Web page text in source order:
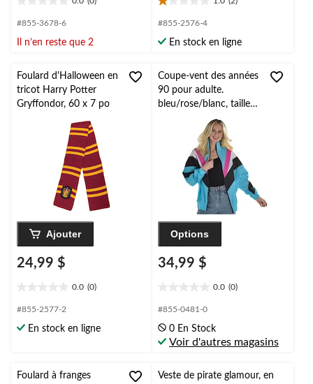
étoile(s)
5.
#855-3678-6
Il n’en reste que 2
1.0
étoile(s)
5.
évaluations
#855-2576-4
En stock en ligne
Foulard d'Halloween en
tricot Harry Potter
Gryffondor, 60 x 7 po
Ajouter
24,99 $
0.0 (0)
étoile(s)
5.
#855-2577-2
En stock en ligne
Coupe-vent des années
90 pour adulte.
bleu/rose/blanc, taille
universelle, accessoire
de costume à porter
pour l'Halloween
Options
34,99 $
0.0 (0)
étoile(s)
5.
#855-0481-0
0 En Stock
Voir d'autres magasins
Foulard à franges
Veste de pirate glamour, en